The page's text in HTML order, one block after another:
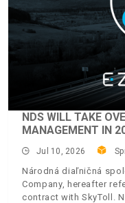
NDS WILL TAKE
MANAGEMENT IN
Jul 10, 2026
Národná diaľničná
Company, hereafter
contract with SkyToll.